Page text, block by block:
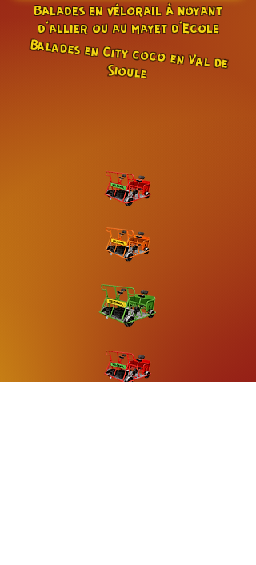
Balades en vélorail à noyant
d'allier ou au mayet d'Ecole
Balades en City coco en Val de
Sioule